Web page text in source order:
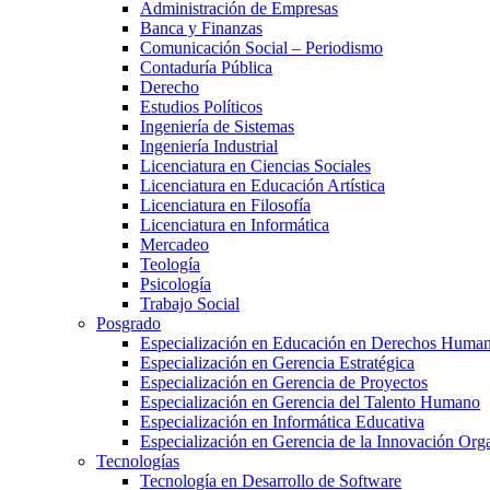
Administración de Empresas
Banca y Finanzas
Comunicación Social – Periodismo
Contaduría Pública
Derecho
Estudios Políticos
Ingeniería de Sistemas
Ingeniería Industrial
Licenciatura en Ciencias Sociales
Licenciatura en Educación Artística
Licenciatura en Filosofía
Licenciatura en Informática
Mercadeo
Teología
Psicología
Trabajo Social
Posgrado
Especialización en Educación en Derechos
Especialización en Gerencia Estratégica
Especialización en Gerencia de Proyectos
Especialización en Gerencia del Talento Humano
Especialización en Informática Educativa
Especialización en Gerencia de la Innovación
Tecnologías
Tecnología en Desarrollo de Software